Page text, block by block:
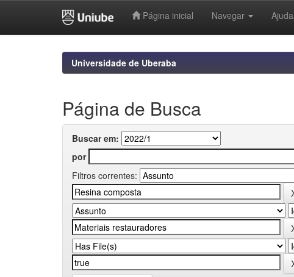
Página inicial Navegar Ajuda
Universidade de Uberaba
Página de Busca
Buscar em:
por
Filtros correntes: